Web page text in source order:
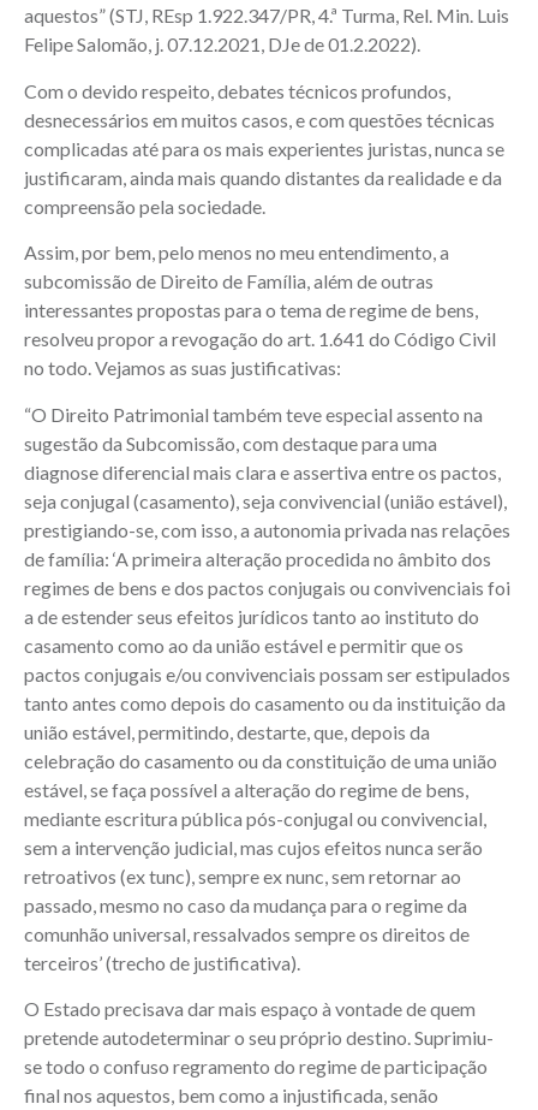
aquestos” (STJ, REsp 1.922.347/PR, 4.ª Turma, Rel. Min. Luis
Felipe Salomão, j. 07.12.2021, DJe de 01.2.2022).
Com o devido respeito, debates técnicos profundos,
desnecessários em muitos casos, e com questões técnicas
complicadas até para os mais experientes juristas, nunca se
justificaram, ainda mais quando distantes da realidade e da
compreensão pela sociedade.
Assim, por bem, pelo menos no meu entendimento, a
subcomissão de Direito de Família, além de outras
interessantes propostas para o tema de regime de bens,
resolveu propor a revogação do art. 1.641 do Código Civil
no todo. Vejamos as suas justificativas:
“O Direito Patrimonial também teve especial assento na
sugestão da Subcomissão, com destaque para uma
diagnose diferencial mais clara e assertiva entre os pactos,
seja conjugal (casamento), seja convivencial (união estável),
prestigiando-se, com isso, a autonomia privada nas relações
de família: ‘A primeira alteração procedida no âmbito dos
regimes de bens e dos pactos conjugais ou convivenciais foi
a de estender seus efeitos jurídicos tanto ao instituto do
casamento como ao da união estável e permitir que os
pactos conjugais e/ou convivenciais possam ser estipulados
tanto antes como depois do casamento ou da instituição da
união estável, permitindo, destarte, que, depois da
celebração do casamento ou da constituição de uma união
estável, se faça possível a alteração do regime de bens,
mediante escritura pública pós-conjugal ou convivencial,
sem a intervenção judicial, mas cujos efeitos nunca serão
retroativos (ex tunc), sempre ex nunc, sem retornar ao
passado, mesmo no caso da mudança para o regime da
comunhão universal, ressalvados sempre os direitos de
terceiros’ (trecho de justificativa).
O Estado precisava dar mais espaço à vontade de quem
pretende autodeterminar o seu próprio destino. Suprimiu-
se todo o confuso regramento do regime de participação
final nos aquestos, bem como a injustificada, senão